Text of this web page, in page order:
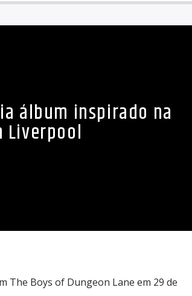
álbum inspirado na
Liverpool
The Boys of Dungeon Lane em 29 de